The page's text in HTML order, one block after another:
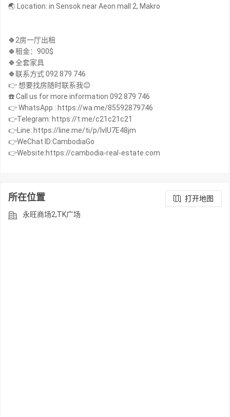
🌏 Location: in Sensok near Aeon mall 2, Makro
🍀2房一厅出租
🍀租金：900$
🍀全套家具
🍀联系方式 092 879 746
👉 想要找房随时联系我😊
☎️ Call us for more information 092 879 746
👉 WhatsApp : https://wa.me/85592879746
👉Telegram: https://t.me/c21c21c21
👉Line: https://line.me/ti/p/IvIU7E48jm
👉WeChat ID:CambodiaGo
👉Website:https://cambodia-real-estate.com
所在位置
打开地图
永旺商场2,TK广场